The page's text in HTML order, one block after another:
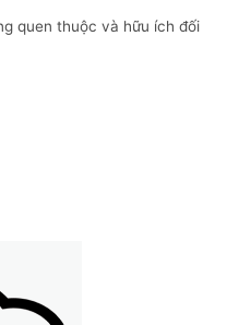
quen thuộc và hữu ích đối